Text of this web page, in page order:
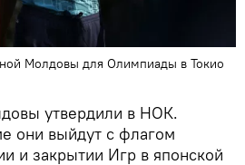
Молдовы для Олимпиады в Токио
утвердили в НОК.
они выйдут с флагом
и закрытии Игр в японской